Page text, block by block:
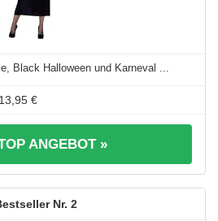
Black Halloween und Karneval ...
13,95 €
ANGEBOT »
2